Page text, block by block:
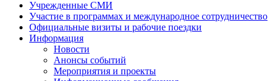
Учрежденные СМИ
Участие в программах и международное сотрудничество
Официальные визиты и рабочие поездки
Информация
Новости
Анонсы событий
Мероприятия и проекты